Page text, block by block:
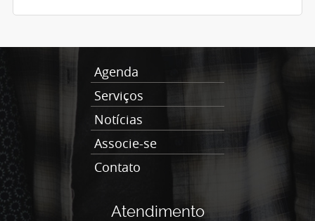
Agenda
Serviços
Notícias
Associe-se
Contato
Atendimento